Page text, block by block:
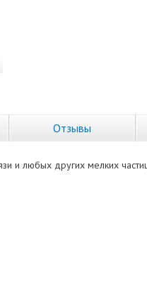
Отзывы
и любых других мелких